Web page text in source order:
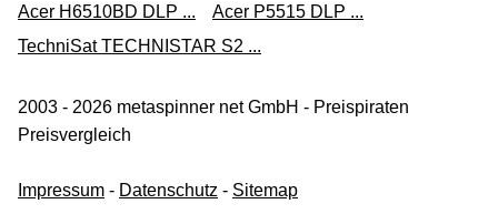
Acer H6510BD DLP ...
Acer P5515 DLP ...
TechniSat TECHNISTAR S2 ...
2003 - 2026 metaspinner net GmbH - Preispiraten
Preisvergleich
Impressum - Datenschutz - Sitemap